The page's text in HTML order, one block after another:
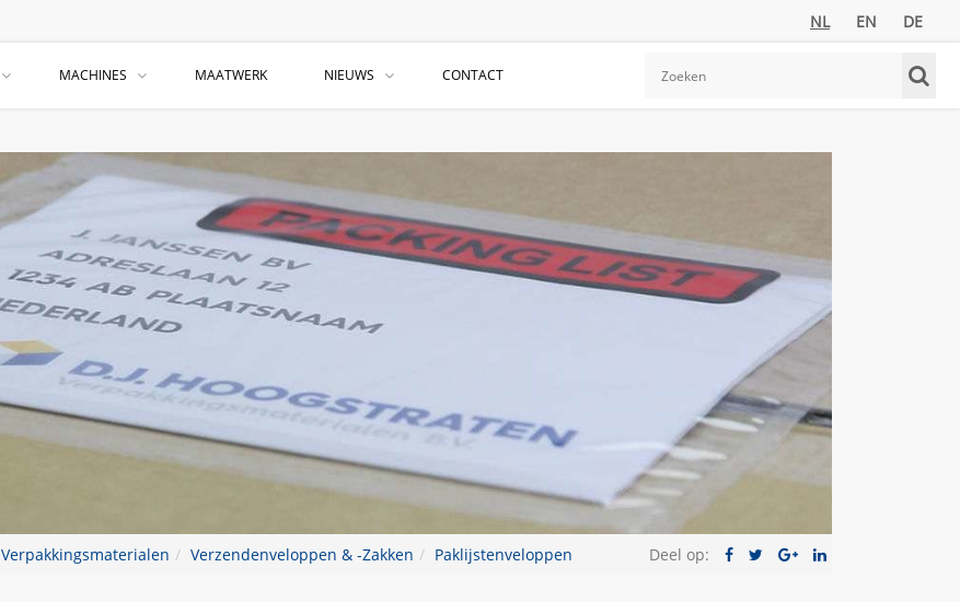
NL EN DE
MACHINES MAATWERK NIEUWS CONTACT
Verpakkingsmaterialen Verzendenveloppen & -Zakken Paklijstenveloppen Deel op: